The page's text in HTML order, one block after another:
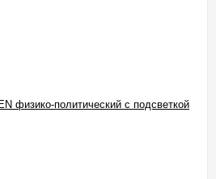
физико-политический с подсветкой